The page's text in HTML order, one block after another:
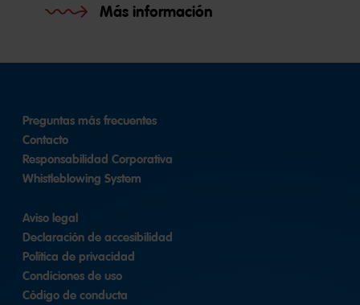
Más información
Preguntas más frecuentes
Contacto
Responsabilidad Corporativa
Whistleblowing System
Aviso legal
Declaración de accesibilidad
Política de privacidad
Condiciones de uso
Código de conducta